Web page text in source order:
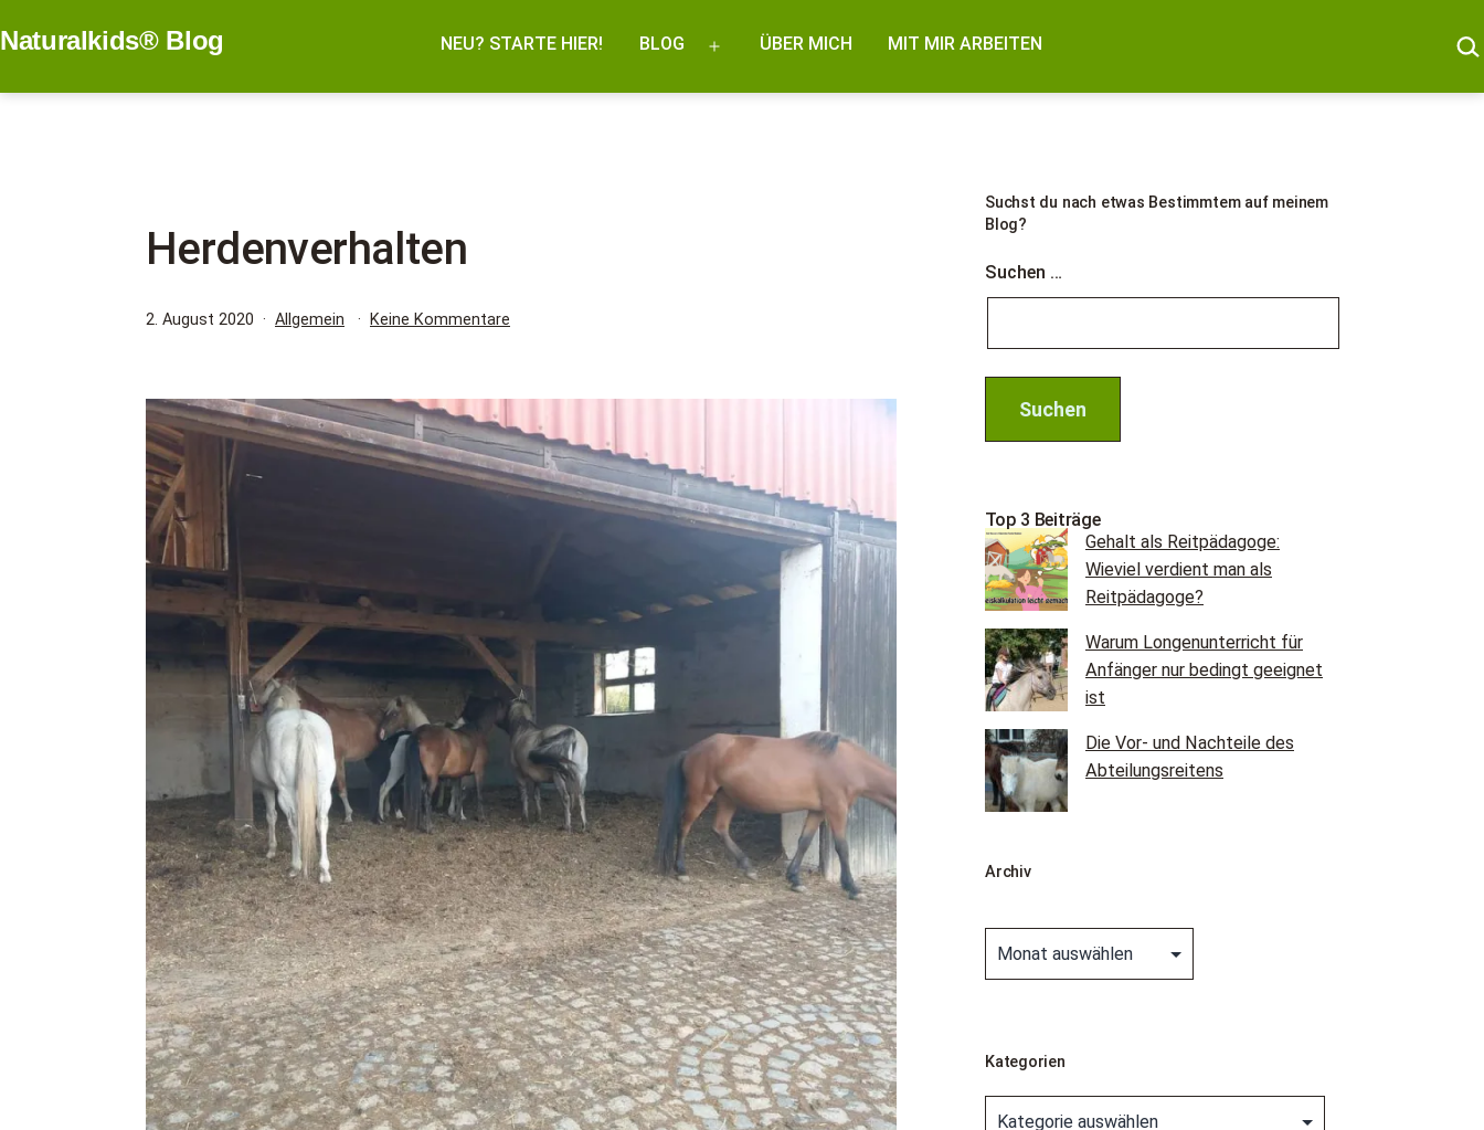
Inhalt
Naturalkids® Blog NEU? STARTE HIER! BLOG
Menü
öffnen
ÜBER MICH MIT MIR ARBEITEN
Herdenverhalten
Veröffentlicht
2. August 2020
Kategorisiert
Allgemein Keine Kommentare
Suchst du nach etwas Bestimmtem auf meinem
Blog?
Suchen …
Top 3 Beiträge
Gehalt als Reitpädagoge:
Wieviel verdient man als
Reitpädagoge?
Warum Longenunterricht für
Anfänger nur bedingt geeignet
ist
Die Vor- und Nachteile des
Abteilungsreitens
Archiv
Kategorien